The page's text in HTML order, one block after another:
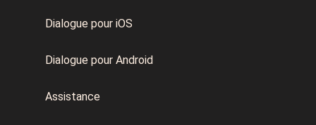
Dialogue pour iOS
Dialogue pour Android
Assistance